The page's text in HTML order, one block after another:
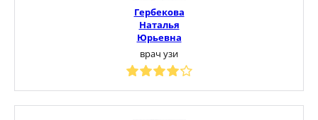
Гербекова
Наталья
Юрьевна
врач узи